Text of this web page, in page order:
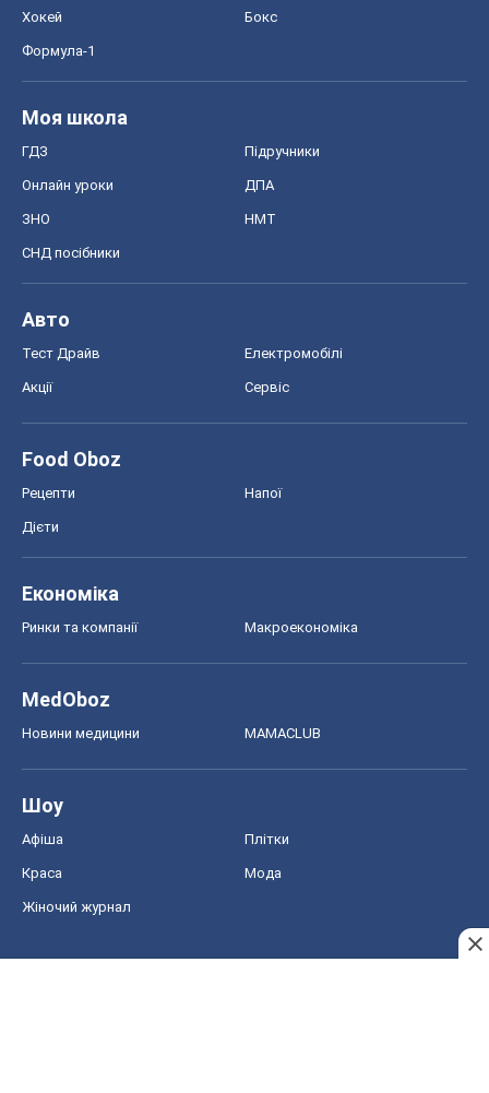
Хокей Бокс
Формула-1
Моя школа
ГДЗ Підручники
Онлайн уроки ДПА
ЗНО НМТ
СНД посібники
Авто
Тест Драйв Електромобілі
Акції Сервіс
Food Oboz
Рецепти Напої
Дієти
Економіка
Ринки та компанії Макроекономіка
MedOboz
Новини медицини MAMACLUB
Шоу
Афіша Плітки
Краса Мода
Жіночий журнал